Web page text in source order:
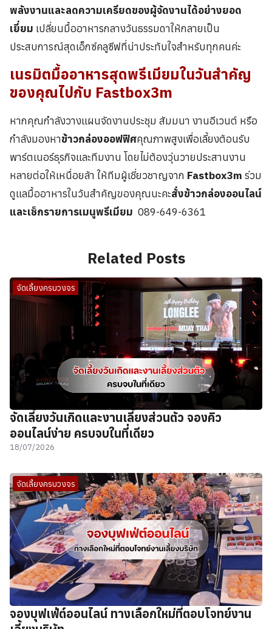
พลังงานและลดความเครียดของผู้จัดงานได้อย่างยอด
เยี่ยม เปลี่ยนมื้ออาหารกลางวันธรรมดาให้กลายเป็น
ประสบการณ์สุดเอ็กซ์คลูซีฟที่น่าประทับใจสำหรับทุกคนค่ะ
เนรมิตมื้ออาหารสุดพรีเมียมในวันสำคัญ
ของคุณไปกับ Fastbox3m
หากคุณกำลังวางแผนจัดงานประชุม สัมมนา งานอีเวนต์ หรือ
กำลังมองหาข้าวกล่องออฟฟิศคุณภาพสูงเพื่อเลี้ยงต้อนรับ
พาร์ตเนอร์ธุรกิจและทีมงาน โดยไม่ต้องวุ่นวายประสานงาน
หลายต่อให้เหนื่อยล้า ให้ทีมผู้เชี่ยวชาญจาก Fastbox3m ร่วม
ดูแลมื้ออาหารในวันสำคัญของคุณนะคะสั่งข้าวกล่องออนไลน์
และเช็กรายการเมนูพรีเมียม 089-649-6361
Related Posts
จัดเลี้ยงครบวงจร
จัดเลี้ยงวันเกิดและงานเลี้ยงส่วนตัว จองคิว
ออนไลน์ง่าย ครบจบในที่เดียว
18/07/2026
จัดเลี้ยงครบวงจร
จองบุฟเฟ่ต์ออนไลน์ ทางเลือกใหม่ที่ตอบโจทย์งาน